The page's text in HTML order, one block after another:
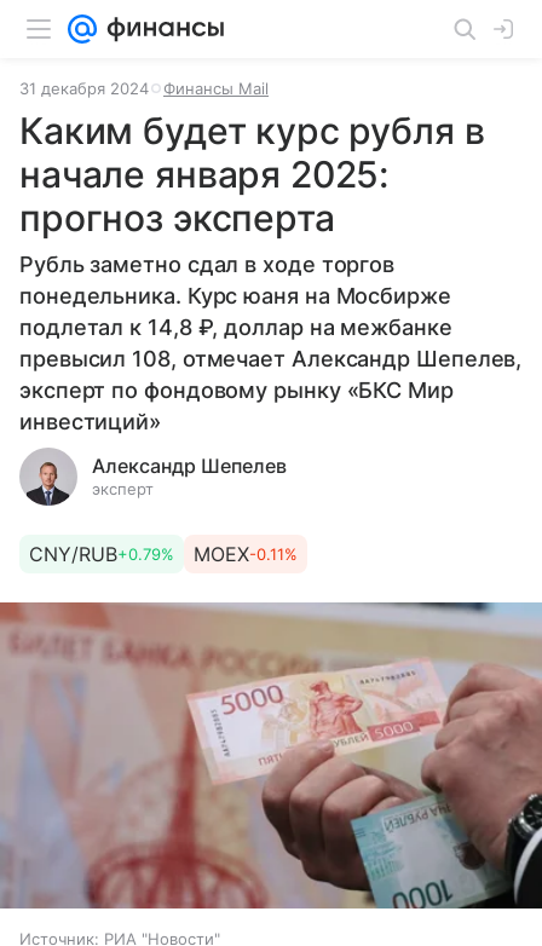
31 декабря 2024 Финансы Mail
Каким будет курс рубля в
начале января 2025:
прогноз эксперта
Рубль заметно сдал в ходе торгов
понедельника. Курс юаня на Мосбирже
подлетал к 14,8 ₽, доллар на межбанке
превысил 108, отмечает Александр Шепелев,
эксперт по фондовому рынку «БКС Мир
инвестиций»
Александр Шепелев
эксперт
CNY/RUB+0.79% MOEX-0.11%
Источник: РИА "Новости"